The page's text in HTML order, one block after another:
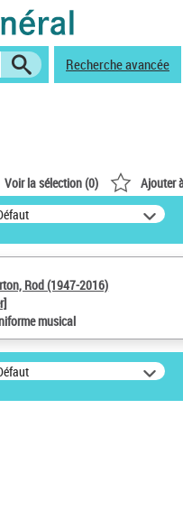
Recherche avancée
Voir la sélection (0) Ajouter
Rod (1947-2016)
musical